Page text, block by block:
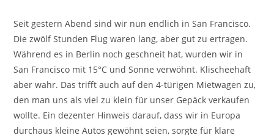
Seit gestern Abend sind wir nun endlich in San Francisco.
Die zwölf Stunden Flug waren lang, aber gut zu ertragen.
Während es in Berlin noch geschneit hat, wurden wir in
San Francisco mit 15°C und Sonne verwöhnt. Klischeehaft
aber wahr. Das trifft auch auf den 4-türigen Mietwagen zu,
den man uns als viel zu klein für unser Gepäck verkaufen
wollte. Ein dezenter Hinweis darauf, dass wir in Europa
durchaus kleine Autos gewöhnt seien, sorgte für klare